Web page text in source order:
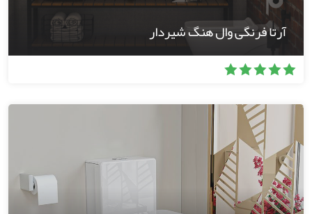
آرتا فرنگی وال هنگ شیردار